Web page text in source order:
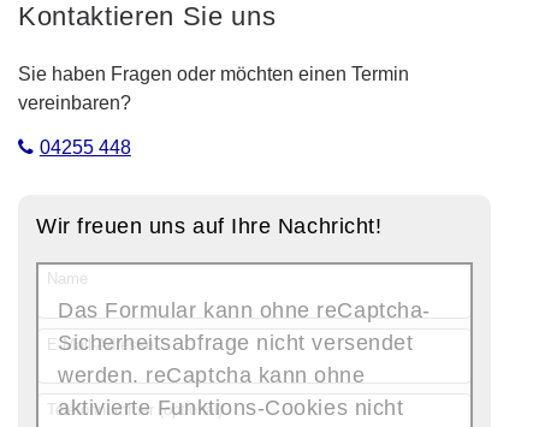
Kontaktieren Sie uns
Sie haben Fragen oder möchten einen Termin
vereinbaren?
04255 448
Wir freuen uns auf Ihre Nachricht!
Name
E-Mail-Adresse
Telefonnummer (optional)
Das Formular kann ohne reCaptcha-
Sicherheitsabfrage nicht versendet
werden. reCaptcha kann ohne
aktivierte Funktions-Cookies nicht